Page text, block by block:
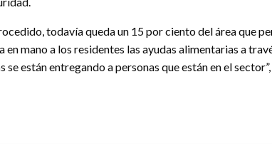
todavía queda un 15 por ciento del área que
mano a los residentes las ayudas alimentarias a
están entregando a personas que están en el